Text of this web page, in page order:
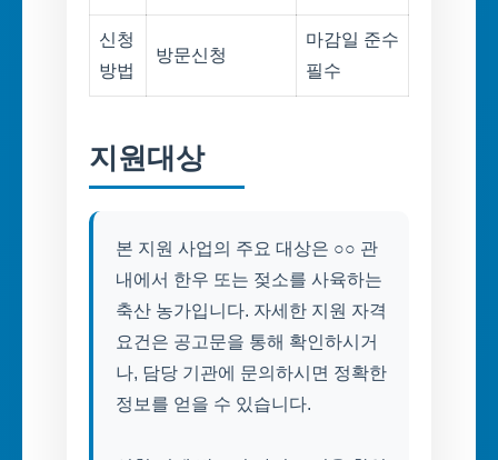
신청
방법
방문신청
마감일 준수
필수
지원대상
본 지원 사업의 주요 대상은 ○○ 관
내에서 한우 또는 젖소를 사육하는
축산 농가입니다. 자세한 지원 자격
요건은 공고문을 통해 확인하시거
나, 담당 기관에 문의하시면 정확한
정보를 얻을 수 있습니다.